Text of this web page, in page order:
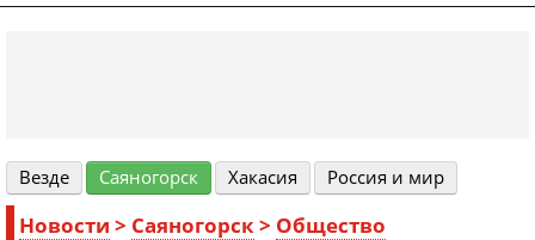
Везде Cаяногорск Хакасия Россия и мир
Новости > Cаяногорск> Общество